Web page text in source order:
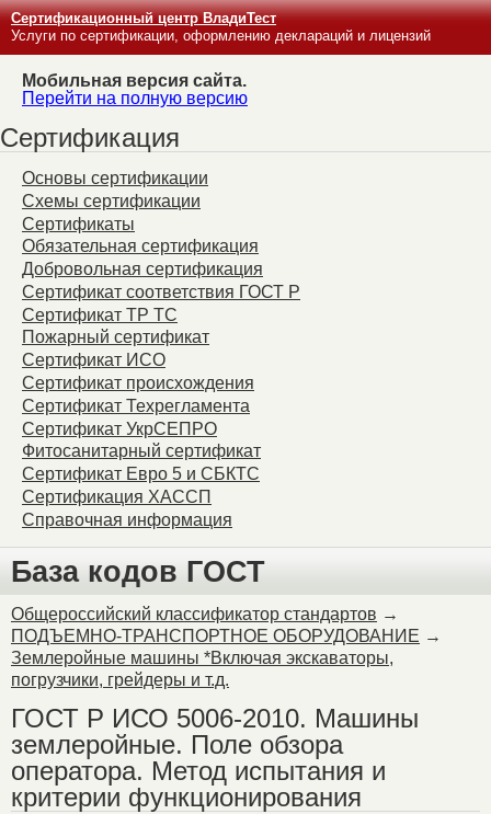
Сертификационный центр ВладиТест
Услуги по сертификации, оформлению деклараций и лицензий
Мобильная версия сайта.
Перейти на полную версию
Сертификация
Основы сертификации
Схемы сертификации
Сертификаты
Обязательная сертификация
Добровольная сертификация
Сертификат соответствия ГОСТ Р
Сертификат ТР ТС
Пожарный сертификат
Сертификат ИСО
Сертификат происхождения
Сертификат Техрегламента
Сертификат УкрСЕПРО
Фитосанитарный сертификат
Сертификат Евро 5 и СБКТС
Сертификация ХАССП
Справочная информация
База кодов ГОСТ
Общероссийский классификатор стандартов →
ПОДЪЕМНО-ТРАНСПОРТНОЕ ОБОРУДОВАНИЕ →
Землеройные машины *Включая экскаваторы,
погрузчики, грейдеры и т.д.
ГОСТ Р ИСО 5006-2010. Машины
землеройные. Поле обзора
оператора. Метод испытания и
критерии функционирования